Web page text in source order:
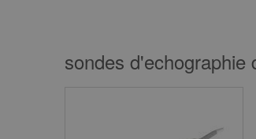
sondes d'echographie